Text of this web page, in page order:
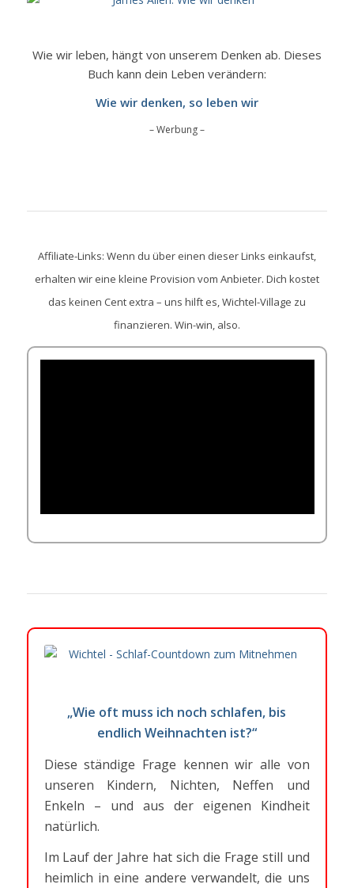
Wie wir leben, hängt von unserem Denken ab. Dieses
Buch kann dein Leben verändern:
Wie wir denken, so leben wir
– Werbung –
Affiliate-Links: Wenn du über einen dieser Links einkaufst,
erhalten wir eine kleine Provision vom Anbieter. Dich kostet
das keinen Cent extra – uns hilft es, Wichtel-Village zu
finanzieren. Win-win, also.
„Wie oft muss ich noch schlafen, bis
endlich Weihnachten ist?“
Diese ständige Frage kennen wir alle von
unseren Kindern, Nichten, Neffen und
Enkeln – und aus der eigenen Kindheit
natürlich.
Im Lauf der Jahre hat sich die Frage still und
heimlich in eine andere verwandelt, die uns